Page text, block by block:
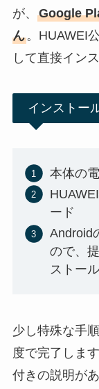
が、 Google
ん。HUAWEI
して直接イン
インストー
本体の
ード
Android
ので、
ストール
少し特殊な手
度で完了しま
付きの説明が